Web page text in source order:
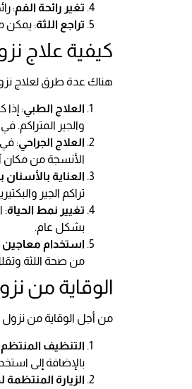
تغير رائحة الفم:
تراجع اللثة: يمكن
كيفية علاج
هناك عدة طرق لعلاج
العلاج الطبي: إذا
والجير المتراكم.
العلاج الجراحي: في
الأنسجة من مكان
العناية
تراكم الجير
تغيير نمط الحياة:
بشكل عام.
استخدام معاجين
من صحة اللثة
الوقاية من
من أجل الوقاية من نزول
التنظيف المنتظم
بالإضافة إلى
الزيارة